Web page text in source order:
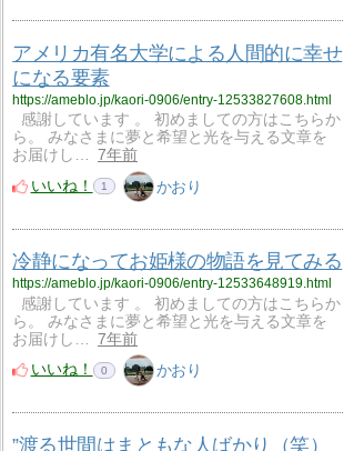
アメリカ有名大学による人間的に幸せ
になる要素
https://ameblo.jp/kaori-0906/entry-12533827608.html
感謝しています 。 初めましての方はこちらか
ら。 みなさまに夢と希望と光を与える文章を
お届けし…
7年前
いいね！
1 かおり
冷静になってお姫様の物語を見てみる
https://ameblo.jp/kaori-0906/entry-12533648919.html
感謝しています 。 初めましての方はこちらか
ら。 みなさまに夢と希望と光を与える文章を
お届けし…
7年前
いいね！
0 かおり
”渡る世間はまともな人ばかり（笑）